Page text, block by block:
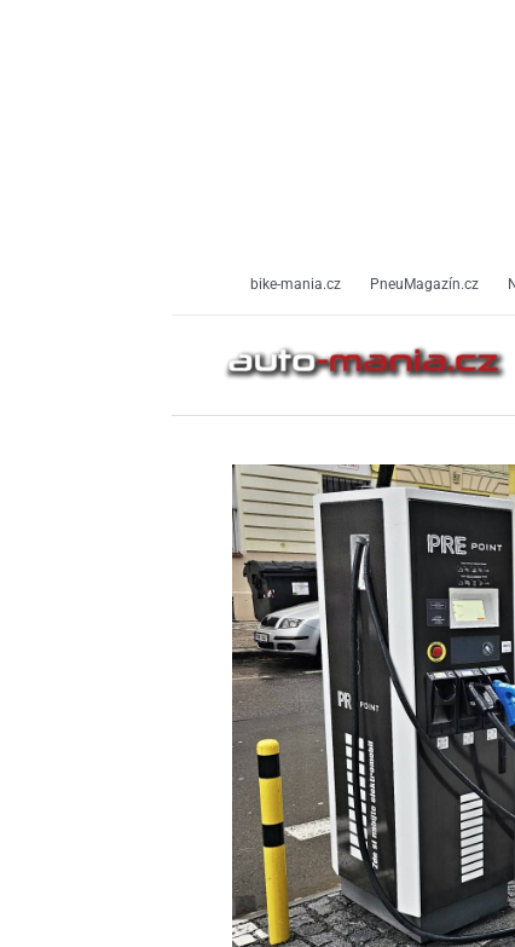
bike-mania.cz PneuMagazín.cz